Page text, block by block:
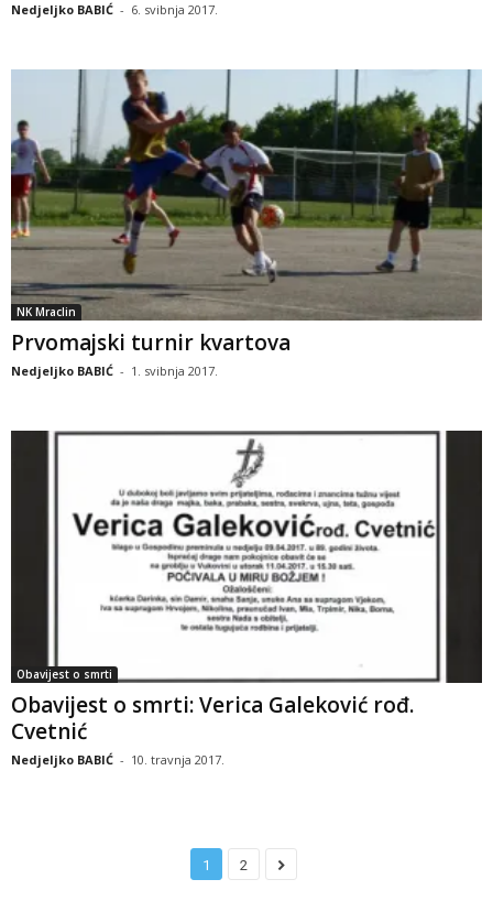
Nedjeljko BABIĆ - 6. svibnja 2017.
NK Mraclin
Prvomajski turnir kvartova
Nedjeljko BABIĆ - 1. svibnja 2017.
Obavijest o smrti
Obavijest o smrti: Verica Galeković rođ.
Cvetnić
Nedjeljko BABIĆ - 10. travnja 2017.
1 2